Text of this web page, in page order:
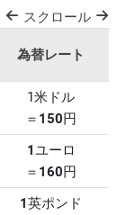
スクロール
為替レート
1米ドル
＝ 150円
1ユーロ
＝ 160円
1英ポンド